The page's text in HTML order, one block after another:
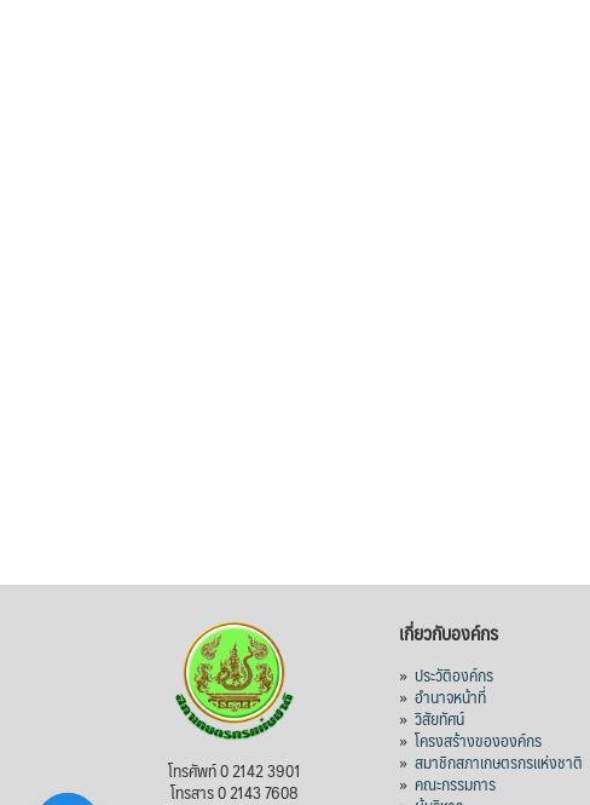
โทรศัพท์ 0 2142 3901
โทรสาร 0 2143 7608
เกี่ยวกับองค์กร
»ประวัติองค์กร
»อำนาจหน้าที่
»วิสัยทัศน์
»โครงสร้างขององค์กร
»สมาชิกสภาเกษตรกรแห่งชาติ
»คณะกรรมการ